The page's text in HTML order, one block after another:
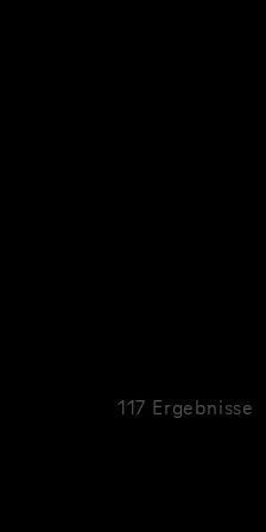
117 Ergebnisse